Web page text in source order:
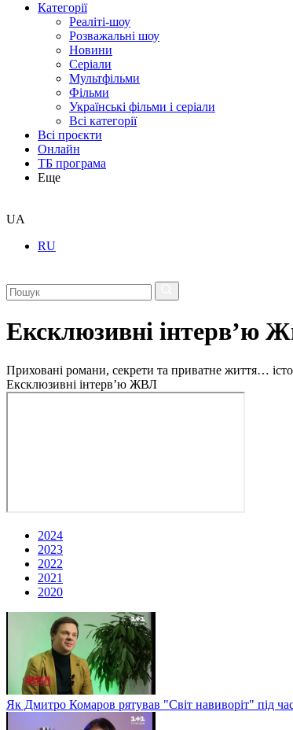
Категорії
Реаліті-шоу
Розважальні шоу
Новини
Серіали
Мультфільми
Фільми
Українські фільми і серіали
Всі категорії
Всі проєкти
Онлайн
ТБ програма
Еще
UA
RU
Ексклюзивні інтерв’ю
Приховані романи, секрети та приватне життя…
Ексклюзивні інтерв’ю ЖВЛ
2024
2023
2022
2021
2020
Як Дмитро Комаров рятував "Світ навиворіт" під